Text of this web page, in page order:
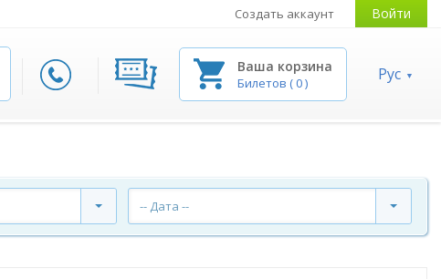
Создать аккаунт Войти
Ваша корзина
Билетов (0) Рус
-- Дата --